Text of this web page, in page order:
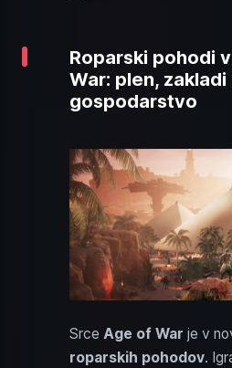
Roparski pohodi
War: plen, zakladi
gospodarstvo
Srce Age of War je v
roparskih pohodov.